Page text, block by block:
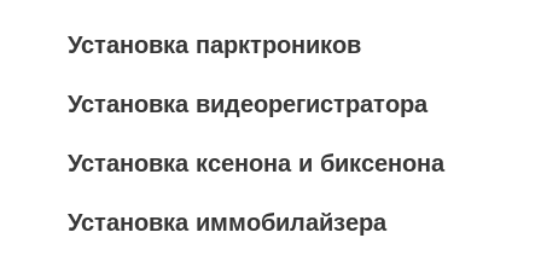
Установка парктроников
Установка видеорегистратора
Установка ксенона и биксенона
Установка иммобилайзера